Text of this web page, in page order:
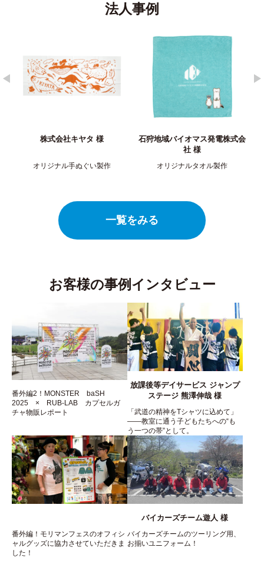
法人事例
ぬぐい製作
石狩地域バイオマス発電株式会
オリジナルタオル製作
株式会社 香川銀
オリジナルTシャ
一覧をみる
お客様の事例インタビュー
番外編2！MONSTER baSH
2025 × RUB-LAB カプセルガ
チャ物販レポート
放課後等デイサービス ジャンプ
ステージ 熊澤伸哉 様
「武道の精神をTシャツに込めて」
――教室に通う子どもたちへの“も
う一つの帯”として。
番外編！モリマンフェスのオフィシ
ャルグッズに協力させていただきま
した！
バイカーズチーム遊人 様
バイカーズチームのツーリング用、
お揃いユニフォーム！